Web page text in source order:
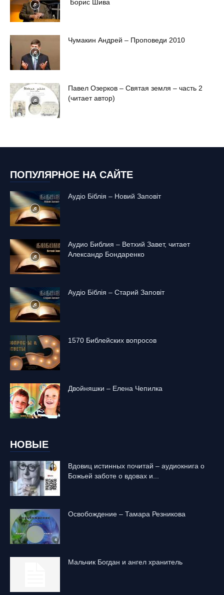
Борис Шива
Чумакин Андрей – Проповеди 2010
Павел Озерков – Святая земля – часть 2
(читает автор)
ПОПУЛЯРНОЕ НА САЙТЕ
Аудіо Біблія – Новий Заповіт
Аудио Библия – Ветхий Завет, читает
Александр Бондаренко
Аудіо Біблія – Старий Заповіт
1570 Библейских вопросов
Двойняшки – Елена Чепилка
НОВЫЕ
Вдовиц истинных почитай – аудиокнига о
Божьей заботе о вдовах и...
Освобождение – Тамара Резникова
Mальчик Богдан и ангел хранитель